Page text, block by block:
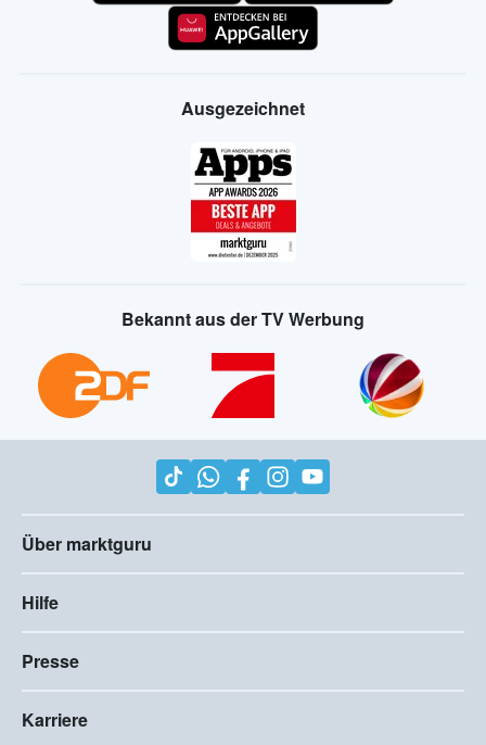
Ausgezeichnet
Bekannt aus der TV Werbung
Über marktguru
Hilfe
Presse
Karriere